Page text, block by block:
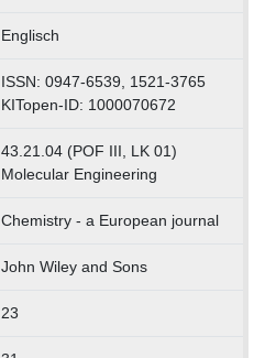
Englisch
ISSN: 0947-6539, 1521-3765
KITopen-ID: 1000070672
43.21.04 (POF III, LK 01)
Molecular Engineering
Chemistry - a European journal
John Wiley and Sons
23